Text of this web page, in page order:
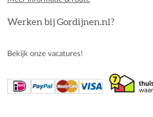
Werken bij Gordijnen.nl?
Bekijk onze vacatures!